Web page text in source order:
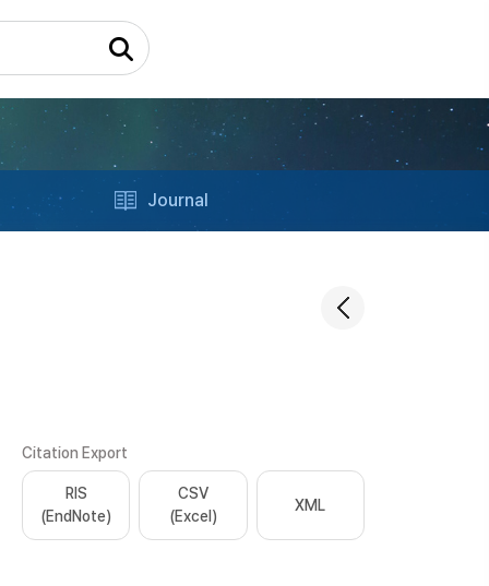
Journal
Citation Export
RIS
(EndNote)
CSV
(Excel)
XML